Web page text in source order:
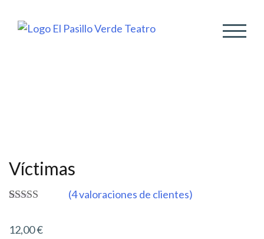
Víctimas
basado en
(4valoraciones de clientes)
12,00€